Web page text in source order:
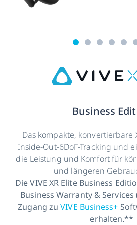
Business
Das kompakte, konvertierbare
Inside-Out-6DoF-Tracking und
die Leistung und Komfort für
und längeren
Die VIVE XR Elite Business
Business Warranty & Services
Zugang zuVIVE Business+
erhalten.**